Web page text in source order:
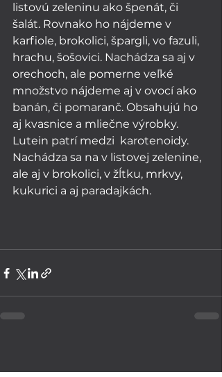
listovú zeleninu ako špenát, či
šalát. Rovnako ho nájdeme v
karfiole, brokolici, špargli, vo fazuli,
hrachu, šošovici. Nachádza sa aj v
orechoch, ale pomerne veľké
množstvo nájdeme aj v ovocí ako
banán, či pomaranč. Obsahujú ho
aj kvasnice a mliečne výrobky.
Lutein patrí medzi  karotenoidy.
Nachádza sa na v listovej zelenine,
ale aj v brokolici, v žĺtku, mrkvy,
kukurici a aj paradajkách.